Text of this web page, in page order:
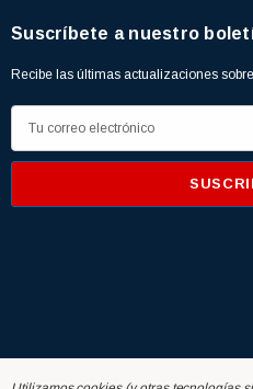
Suscríbete a nuestro
Recibe las últimas actualizaciones
i
e